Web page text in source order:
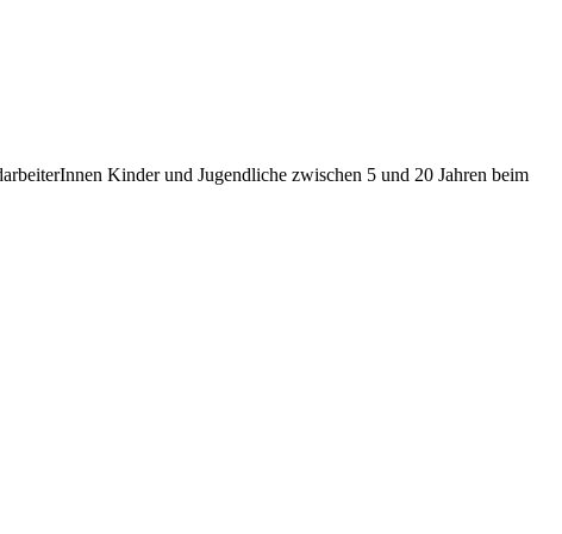
Kinder und Jugendliche zwischen 5 und 20 Jahren beim